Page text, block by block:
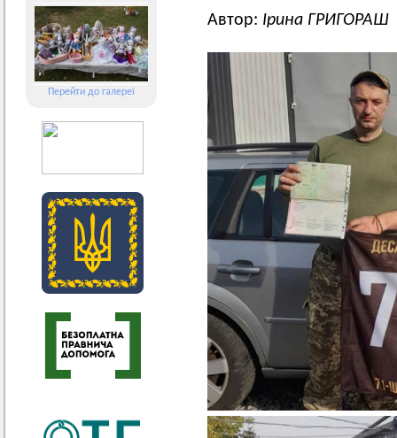
Перейти до галереї
Автор: Ірина ГРИГОРАШ